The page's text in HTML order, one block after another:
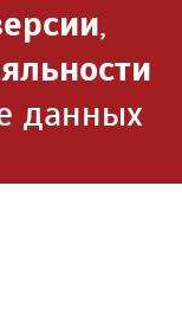
,
данных